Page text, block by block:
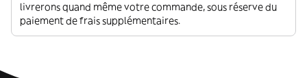
livrerons quand même votre commande, sous réserve du
paiement de frais supplémentaires.